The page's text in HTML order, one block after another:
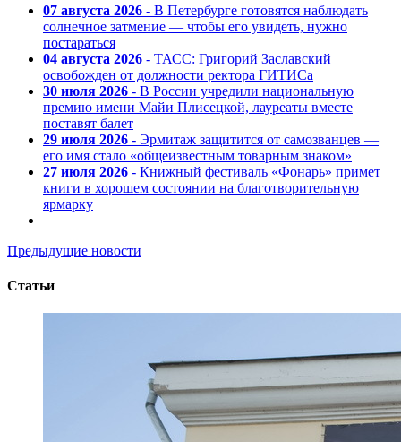
07 августа 2026 - В Петербурге готовятся наблюдать
солнечное затмение — чтобы его увидеть, нужно
постараться
04 августа 2026 - ТАСС: Григорий Заславский
освобожден от должности ректора ГИТИСа
30 июля 2026 - В России учредили национальную
премию имени Майи Плисецкой, лауреаты вместе
поставят балет
29 июля 2026 - Эрмитаж защитится от самозванцев —
его имя стало «общеизвестным товарным знаком»
27 июля 2026 - Книжный фестиваль «Фонарь» примет
книги в хорошем состоянии на благотворительную
ярмарку
Предыдущие новости
Статьи